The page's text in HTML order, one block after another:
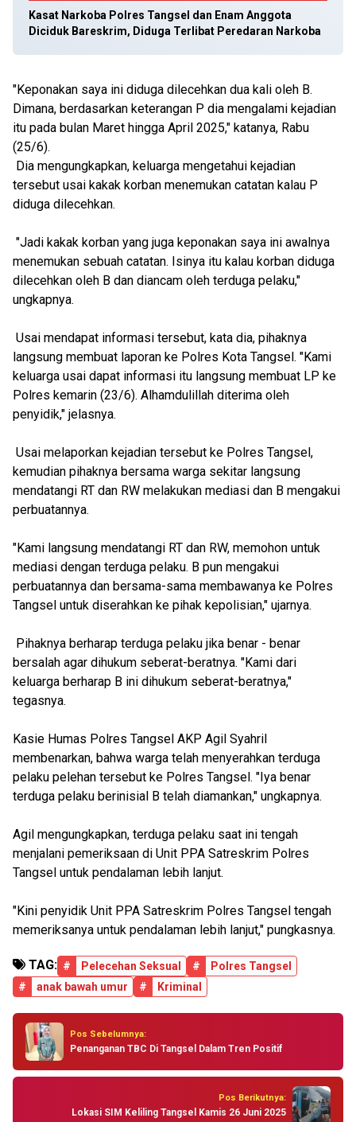
Kasat Narkoba Polres Tangsel dan Enam Anggota
Diciduk Bareskrim, Diduga Terlibat Peredaran Narkoba
"Keponakan saya ini diduga dilecehkan dua kali oleh B.
Dimana, berdasarkan keterangan P dia mengalami kejadian
itu pada bulan Maret hingga April 2025," katanya, Rabu
(25/6).
Dia mengungkapkan, keluarga mengetahui kejadian
tersebut usai kakak korban menemukan catatan kalau P
diduga dilecehkan.
"Jadi kakak korban yang juga keponakan saya ini awalnya
menemukan sebuah catatan. Isinya itu kalau korban diduga
dilecehkan oleh B dan diancam oleh terduga pelaku,"
ungkapnya.
Usai mendapat informasi tersebut, kata dia, pihaknya
langsung membuat laporan ke Polres Kota Tangsel. "Kami
keluarga usai dapat informasi itu langsung membuat LP ke
Polres kemarin (23/6). Alhamdulillah diterima oleh
penyidik," jelasnya.
Usai melaporkan kejadian tersebut ke Polres Tangsel,
kemudian pihaknya bersama warga sekitar langsung
mendatangi RT dan RW melakukan mediasi dan B mengakui
perbuatannya.
"Kami langsung mendatangi RT dan RW, memohon untuk
mediasi dengan terduga pelaku. B pun mengakui
perbuatannya dan bersama-sama membawanya ke Polres
Tangsel untuk diserahkan ke pihak kepolisian," ujarnya.
Pihaknya berharap terduga pelaku jika benar - benar
bersalah agar dihukum seberat-beratnya. "Kami dari
keluarga berharap B ini dihukum seberat-beratnya,"
tegasnya.
Kasie Humas Polres Tangsel AKP Agil Syahril
membenarkan, bahwa warga telah menyerahkan terduga
pelaku pelehan tersebut ke Polres Tangsel. "Iya benar
terduga pelaku berinisial B telah diamankan," ungkapnya.
Agil mengungkapkan, terduga pelaku saat ini tengah
menjalani pemeriksaan di Unit PPA Satreskrim Polres
Tangsel untuk pendalaman lebih lanjut.
"Kini penyidik Unit PPA Satreskrim Polres Tangsel tengah
memeriksanya untuk pendalaman lebih lanjut," pungkasnya.
TAG: # Pelecehan Seksual #
Polres Tangsel
#
anak bawah umur # Kriminal
Pos Sebelumnya:
Penanganan TBC Di Tangsel Dalam Tren Positif
Pos Berikutnya:
Lokasi SIM Keliling Tangsel Kamis 26 Juni 2025